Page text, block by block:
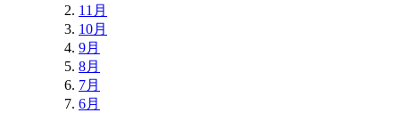
11月
10月
9月
8月
7月
6月